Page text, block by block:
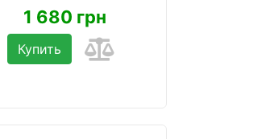
1 680 грн
Купить